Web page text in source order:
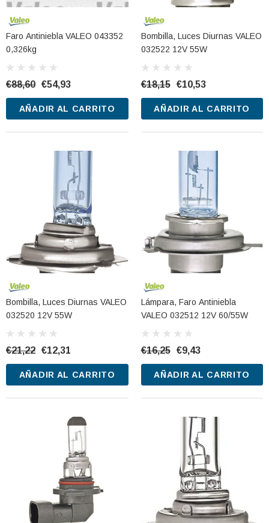
Faro Antiniebla VALEO 043352
0,326kg
€88,60 €54,93
AÑADIR AL CARRITO
Bombilla, Luces Diurnas VALEO
032522 12V 55W
€18,15 €10,53
AÑADIR AL CARRITO
Bombilla, Luces Diurnas VALEO
032520 12V 55W
€21,22 €12,31
AÑADIR AL CARRITO
Lámpara, Faro Antiniebla
VALEO 032512 12V 60/55W
€16,25 €9,43
AÑADIR AL CARRITO